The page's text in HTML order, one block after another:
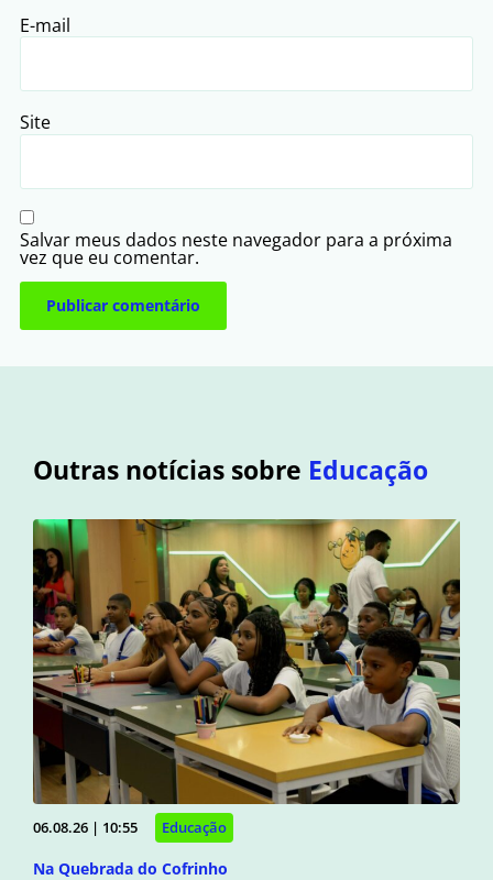
E-mail
Site
Salvar meus dados neste navegador para a próxima
vez que eu comentar.
Outras notícias sobre Educação
06.08.26 | 10:55 Educação
Na Quebrada do Cofrinho